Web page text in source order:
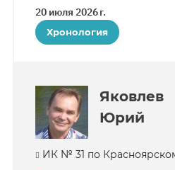
к стоматологу. В колонии
приобрел хорошую
работы по электрике.
относятся к Дерендяеву
Письма последние два
заметно реже.
20 июля 2026 г.
Хронология
Яковлев
Юрий
ИК № 31 по